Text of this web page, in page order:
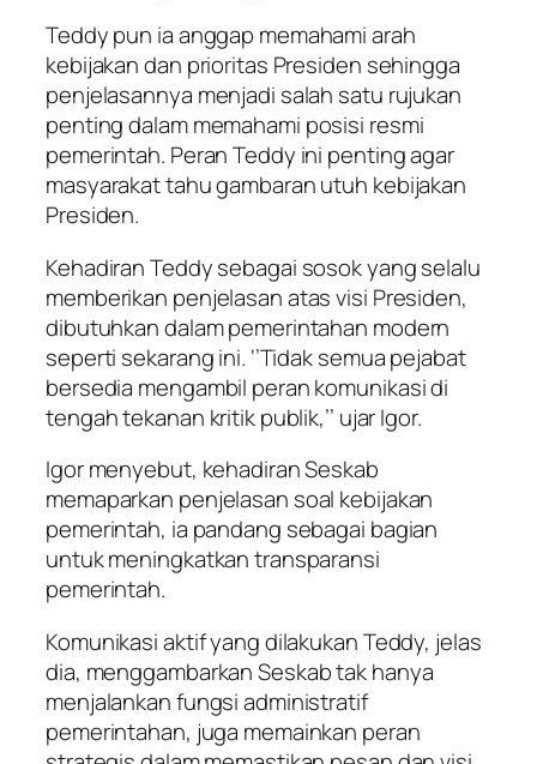
Teddy pun ia anggap memahami arah
kebijakan dan prioritas Presiden sehingga
penjelasannya menjadi salah satu rujukan
penting dalam memahami posisi resmi
pemerintah. Peran Teddy ini penting agar
masyarakat tahu gambaran utuh kebijakan
Presiden.
Kehadiran Teddy sebagai sosok yang selalu
memberikan penjelasan atas visi Presiden,
dibutuhkan dalam pemerintahan modern
seperti sekarang ini. ‘’Tidak semua pejabat
bersedia mengambil peran komunikasi di
tengah tekanan kritik publik,’’ ujar Igor.
Igor menyebut, kehadiran Seskab
memaparkan penjelasan soal kebijakan
pemerintah, ia pandang sebagai bagian
untuk meningkatkan transparansi
pemerintah.
Komunikasi aktif yang dilakukan Teddy, jelas
dia, menggambarkan Seskab tak hanya
menjalankan fungsi administratif
pemerintahan, juga memainkan peran